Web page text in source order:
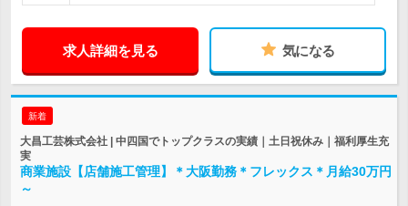
求人詳細を見る 気になる
新着
大昌工芸株式会社 | 中四国でトップクラスの実績｜土日祝休み｜福利厚生充
実
商業施設【店舗施工管理】＊大阪勤務＊フレックス＊月給30万円
～